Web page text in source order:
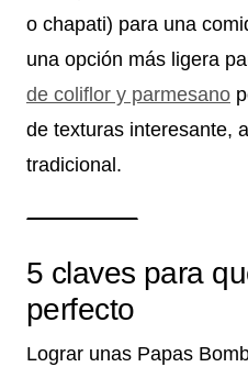
o chapati) para una
una opción más ligera
de coliflor y parmesano
de texturas interesante,
tradicional.
5 claves para
perfecto
Lograr unas Papas